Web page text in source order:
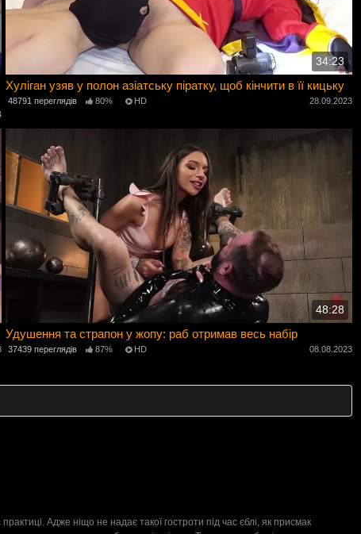
34:23
Хуліган узяв у полон азіатську піратку, щоб кінчити в її кицьку
48791 переглядів 80% HD 28.09.2023
48:28
Удушення та страпон у жопу: раб отримав весь набір
37439 переглядів 87% HD 08.08.2023
Адже ніщо не надає такої гостроти під час єблі, як присмак